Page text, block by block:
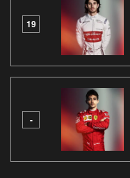
19
-